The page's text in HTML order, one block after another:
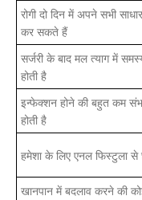
रोगी दो दिन में अपने सभी
कर सकते हैं
सर्जरी के बाद मल त्याग में
होती है
इन्फेक्शन होने की बहुत कम
होती है
हमेशा के लिए एनल फिस्टुला से
खानपान में बदलाव करने की